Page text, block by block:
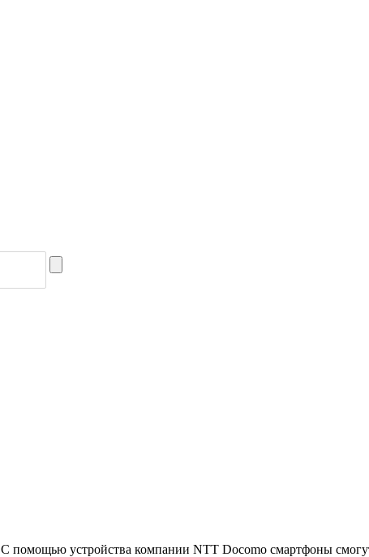
С помощью устройства компании NTT Docomo смартфоны